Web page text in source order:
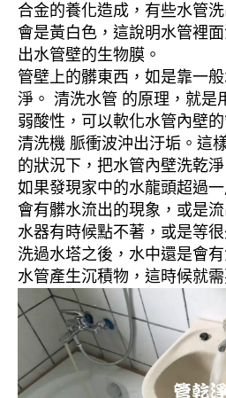
合金的養化造成，有些水管
會是黃白色，這說明水管裡
出水管壁的生物膜。
管壁上的髒東西，如是靠一
淨。 清洗水管 的原理，就是
弱酸性，可以軟化水管內壁
清洗機 脈衝波沖出汙垢。這
的狀況下，把水管內壁洗乾淨
如果發現家中的水龍頭超過
會有髒水流出的現象，或是
水器有時候點不著，或是等
洗過水塔之後，水中還是會
水管產生沉積物，這時候就